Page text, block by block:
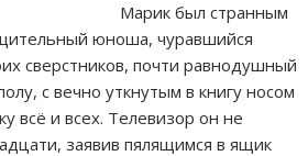
Марик был странным
юноша, чуравшийся
сверстников, почти равнодушный
с вечно уткнутым в книгу носом
всё и всех. Телевизор он не
заявив пялящимся в ящик